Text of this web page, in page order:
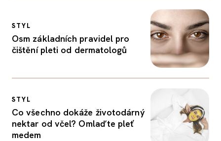
STYL
Osm základních pravidel pro
čištění pleti od dermatologů
STYL
Co všechno dokáže životodárný
nektar od včel? Omlaďte pleť
medem